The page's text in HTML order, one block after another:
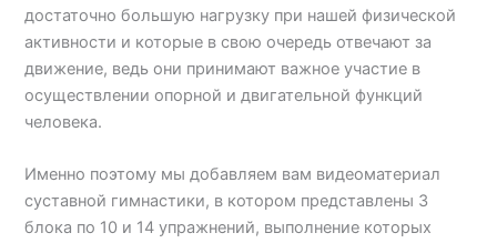
достаточно большую нагрузку при нашей физической
активности и которые в свою очередь отвечают за
движение, ведь они принимают важное участие в
осуществлении опорной и двигательной функций
человека.
Именно поэтому мы добавляем вам видеоматериал
суставной гимнастики, в котором представлены 3
блока по 10 и 14 упражнений, выполнение которых